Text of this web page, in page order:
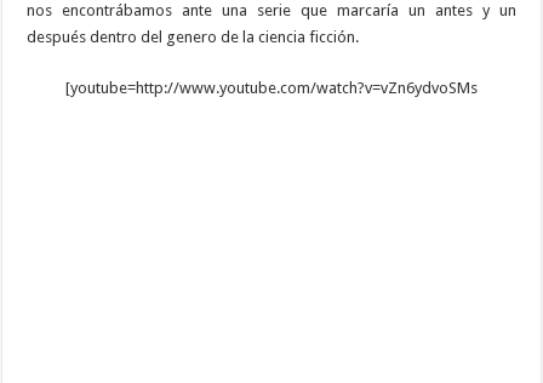
nos encontrábamos ante una serie que marcaría un antes y un
después dentro del genero de la ciencia ficción.
[youtube=http://www.youtube.com/watch?v=vZn6ydvoSMs